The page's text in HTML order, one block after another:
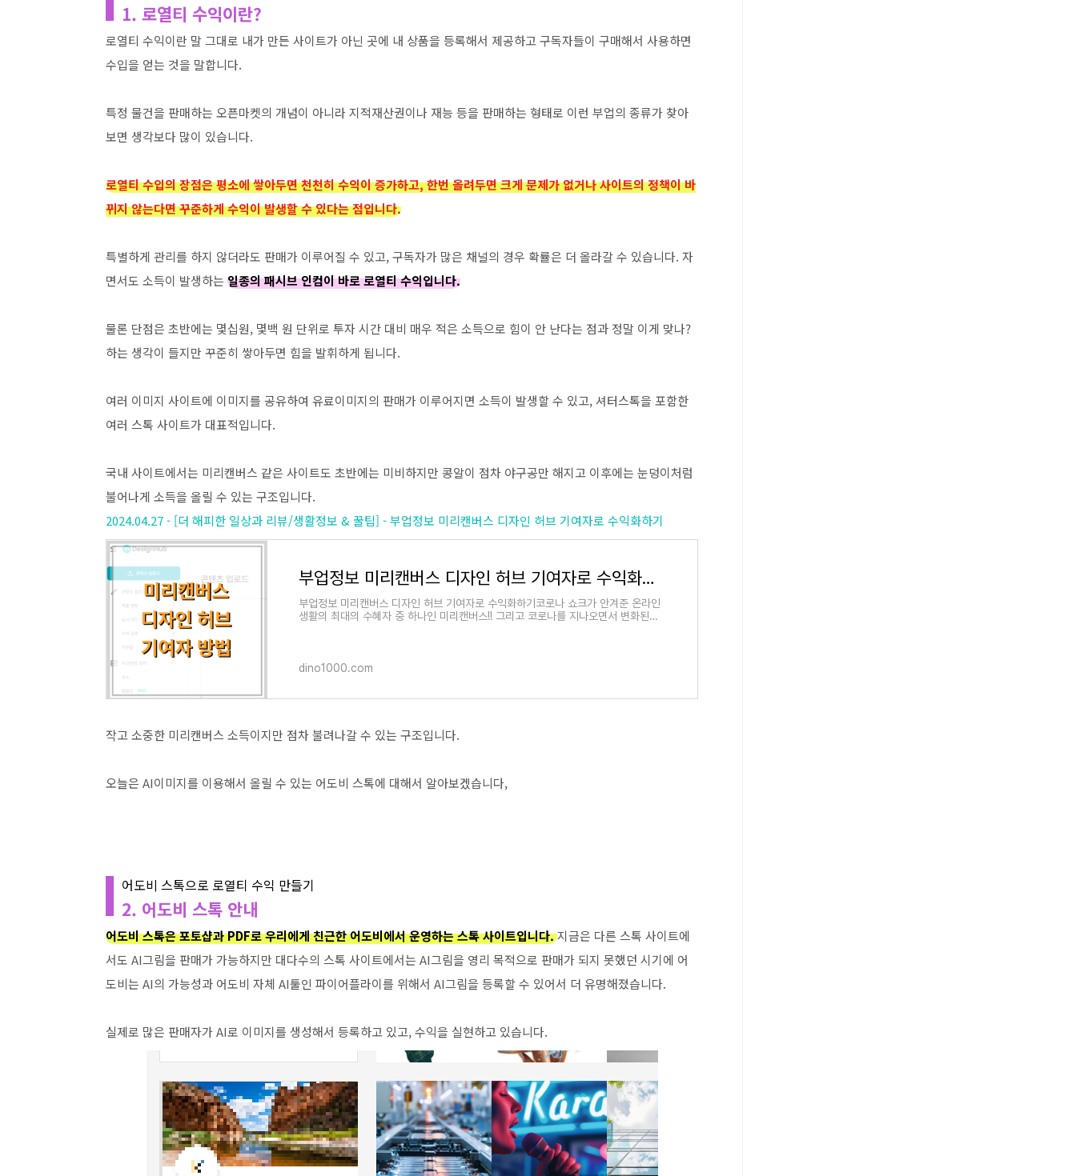
1. 로열티 수익이란?
로열티 수익이란 말 그대로 내가 만든 사이트가 아닌 곳에 내 상품을 등록해서 제공하고 구독자들이 구매해서 사용하면
수입을 얻는 것을 말합니다.
특정 물건을 판매하는 오픈마켓의 개념이 아니라 지적재산권이나 재능 등을 판매하는 형태로 이런 부업의 종류가 찾아
보면 생각보다 많이 있습니다.
로열티 수입의 장점은 평소에 쌓아두면 천천히 수익이 증가하고, 한번 올려두면 크게 문제가 없거나 사이트의 정책이 바
뀌지 않는다면 꾸준하게 수익이 발생할 수 있다는 점입니다.
특별하게 관리를 하지 않더라도 판매가 이루어질 수 있고, 구독자가 많은 채널의 경우 확률은 더 올라갈 수 있습니다. 자
면서도 소득이 발생하는 일종의 패시브 인컴이 바로 로열티 수익입니다.
물론 단점은 초반에는 몇십원, 몇백 원 단위로 투자 시간 대비 매우 적은 소득으로 힘이 안 난다는 점과 정말 이게 맞나?
하는 생각이 들지만 꾸준히 쌓아두면 힘을 발휘하게 됩니다.
여러 이미지 사이트에 이미지를 공유하여 유료이미지의 판매가 이루어지면 소득이 발생할 수 있고, 셔터스톡을 포함한
여러 스톡 사이트가 대표적입니다.
국내 사이트에서는 미리캔버스 같은 사이트도 초반에는 미비하지만 콩알이 점차 야구공만 해지고 이후에는 눈덩이처럼
불어나게 소득을 올릴 수 있는 구조입니다.
2024.04.27 - [더 해피한 일상과 리뷰/생활정보 & 꿀팁] - 부업정보 미리캔버스 디자인 허브 기여자로 수익화하기
부업정보 미리캔버스 디자인 허브 기여자로 수익화하기
부업정보 미리캔버스 디자인 허브 기여자로 수익화하기코로나 쇼크가 안겨준 온라인
생활의 최대의 수혜자 중 하나인 미리캔버스!! 그리고 코로나를 지나오면서 변화된
dino1000.com
작고 소중한 미리캔버스 소득이지만 점차 불려나갈 수 있는 구조입니다.
오늘은 AI이미지를 이용해서 올릴 수 있는 어도비 스톡에 대해서 알아보겠습니다,
어도비 스톡으로 로열티 수익 만들기
2. 어도비 스톡 안내
어도비 스톡은 포토샵과 PDF로 우리에게 친근한 어도비에서 운영하는 스톡 사이트입니다.지금은 다른 스톡 사이트에
서도 AI그림을 판매가 가능하지만 대다수의 스톡 사이트에서는 AI그림을 영리 목적으로 판매가 되지 못했던 시기에 어
도비는 AI의 가능성과 어도비 자체 AI툴인 파이어플라이를 위해서 AI그림을 등록할 수 있어서 더 유명해졌습니다.
실제로 많은 판매자가 AI로 이미지를 생성해서 등록하고 있고, 수익을 실현하고 있습니다.